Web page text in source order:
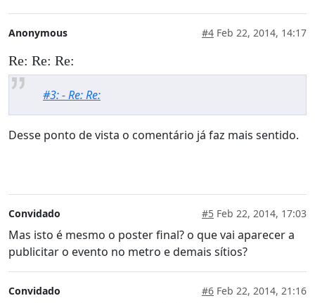
Anonymous #4 Feb 22, 2014, 14:17
Re: Re: Re:
#3: - Re: Re:
Desse ponto de vista o comentário já faz mais sentido.
Convidado #5 Feb 22, 2014, 17:03
Mas isto é mesmo o poster final? o que vai aparecer a
publicitar o evento no metro e demais sítios?
Convidado #6 Feb 22, 2014, 21:16